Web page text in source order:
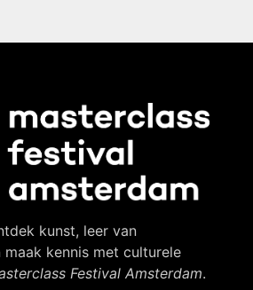
kunst, leer van
kennis met culturele
Festival Amsterdam.